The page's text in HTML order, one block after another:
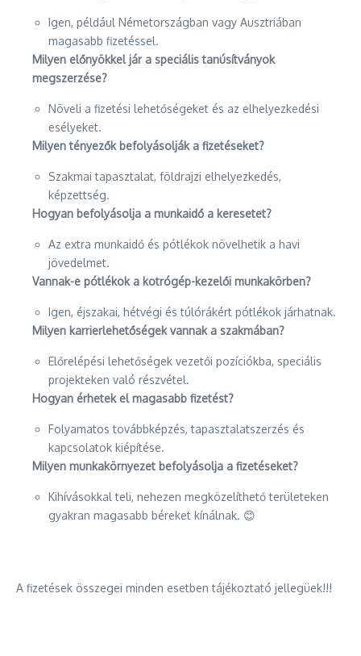
Igen, például Németországban vagy Ausztriában
magasabb fizetéssel.
Milyen előnyökkel jár a speciális tanúsítványok
megszerzése?
Növeli a fizetési lehetőségeket és az elhelyezkedési
esélyeket.
Milyen tényezők befolyásolják a fizetéseket?
Szakmai tapasztalat, földrajzi elhelyezkedés,
képzettség.
Hogyan befolyásolja a munkaidő a keresetet?
Az extra munkaidő és pótlékok növelhetik a havi
jövedelmet.
Vannak-e pótlékok a kotrógép-kezelői munkakörben?
Igen, éjszakai, hétvégi és túlórákért pótlékok járhatnak.
Milyen karrierlehetőségek vannak a szakmában?
Előrelépési lehetőségek vezetői pozíciókba, speciális
projekteken való részvétel.
Hogyan érhetek el magasabb fizetést?
Folyamatos továbbképzés, tapasztalatszerzés és
kapcsolatok kiépítése.
Milyen munkakörnyezet befolyásolja a fizetéseket?
Kihívásokkal teli, nehezen megközelíthető területeken
gyakran magasabb béreket kínálnak. 😊
A fizetések összegei minden esetben tájékoztató jellegüek!!!